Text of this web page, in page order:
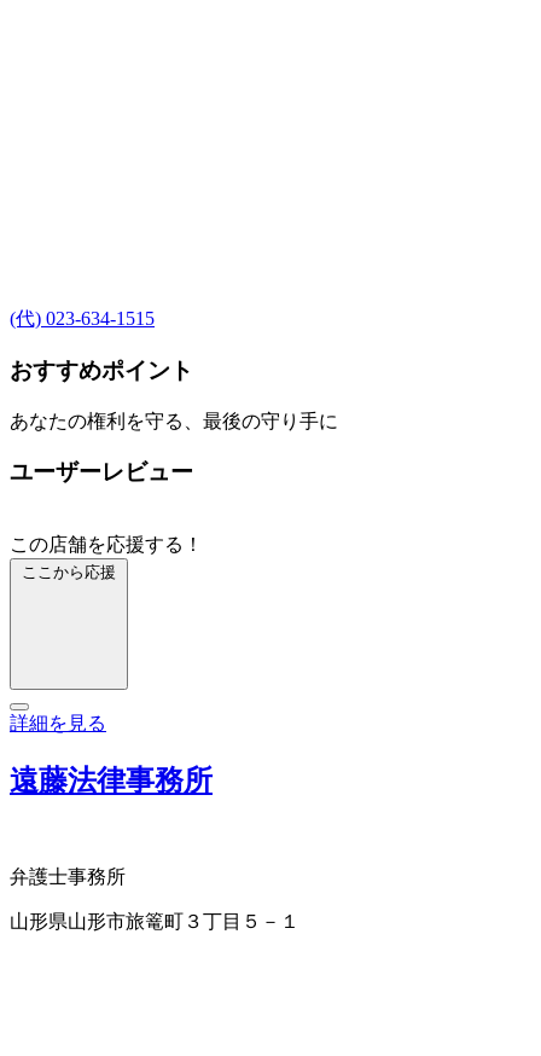
(代) 023-634-1515
おすすめポイント
あなたの権利を守る、最後の守り手に
ユーザーレビュー
この店舗を応援する！
ここから応援
詳細を見る
遠藤法律事務所
弁護士事務所
山形県山形市旅篭町３丁目５－１